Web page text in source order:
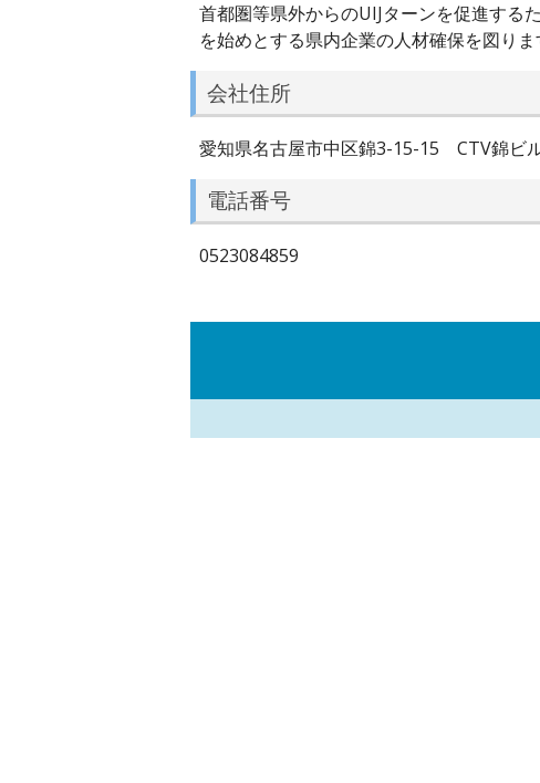
首都圏等県外からのUIJターンを促進する
を始めとする県内企業の人材確保を図りま
会社住所
愛知県名古屋市中区錦3-15-15 CTV錦ビ
電話番号
0523084859